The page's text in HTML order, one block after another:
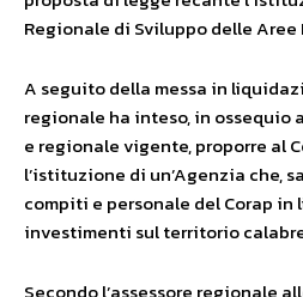
Regionale di Sviluppo delle
A seguito della messa in
regionale ha inteso, in ossequio
e regionale vigente, proporre al
l’istituzione di un’Agenzia che,
compiti e personale del Corap
investimenti sul territorio